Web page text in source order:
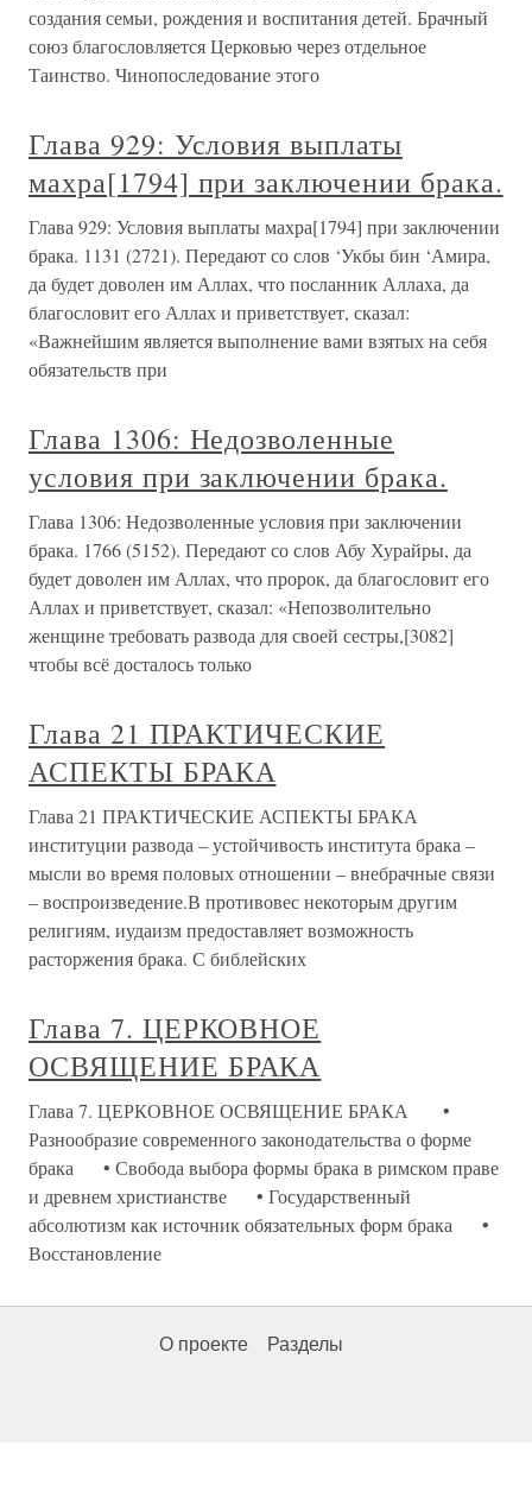
создания семьи, рождения и воспитания детей. Брачный
союз благословляется Церковью через отдельное
Таинство. Чинопоследование этого
Глава 929: Условия выплаты
махра[1794] при заключении брака.
Глава 929: Условия выплаты махра[1794] при заключении
брака. 1131 (2721). Передают со слов ‘Укбы бин ‘Амира,
да будет доволен им Аллах, что посланник Аллаха, да
благословит его Аллах и приветствует, сказал:
«Важнейшим является выполнение вами взятых на себя
обязательств при
Глава 1306: Недозволенные
условия при заключении брака.
Глава 1306: Недозволенные условия при заключении
брака. 1766 (5152). Передают со слов Абу Хурайры, да
будет доволен им Аллах, что пророк, да благословит его
Аллах и приветствует, сказал: «Непозволительно
женщине требовать развода для своей сестры,[3082]
чтобы всё досталось только
Глава 21 ПРАКТИЧЕСКИЕ
АСПЕКТЫ БРАКА
Глава 21 ПРАКТИЧЕСКИЕ АСПЕКТЫ БРАКА
институции развода – устойчивость института брака –
мысли во время половых отношении – внебрачные связи
– воспроизведение.В противовес некоторым другим
религиям, иудаизм предоставляет возможность
расторжения брака. С библейских
Глава 7. ЦЕРКОВНОЕ
ОСВЯЩЕНИЕ БРАКА
Глава 7. ЦЕРКОВНОЕ ОСВЯЩЕНИЕ БРАКА •
Разнообразие современного законодательства о форме
брака • Свобода выбора формы брака в римском праве
и древнем христианстве • Государственный
абсолютизм как источник обязательных форм брака •
Восстановление
О проекте Разделы